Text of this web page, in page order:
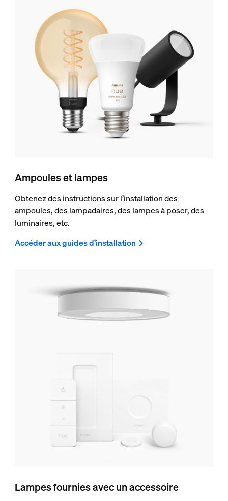
Ampoules et lampes
Obtenez des instructions sur l’installation des
ampoules, des lampadaires, des lampes à poser, des
luminaires, etc.
Accéder aux guides d’installation
Lampes fournies avec un accessoire